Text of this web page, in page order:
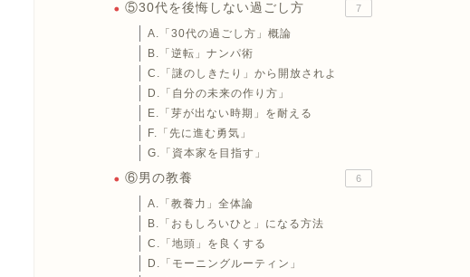
⑤30代を後悔しない過ごし方 7
A.「30代の過ごし方」概論
B.「逆転」ナンパ術
C.「謎のしきたり」から開放されよ
D.「自分の未来の作り方」
E.「芽が出ない時期」を耐える
F.「先に進む勇気」
G.「資本家を目指す」
⑥男の教養 6
A.「教養力」全体論
B.「おもしろいひと」になる方法
C.「地頭」を良くする
D.「モーニングルーティン」